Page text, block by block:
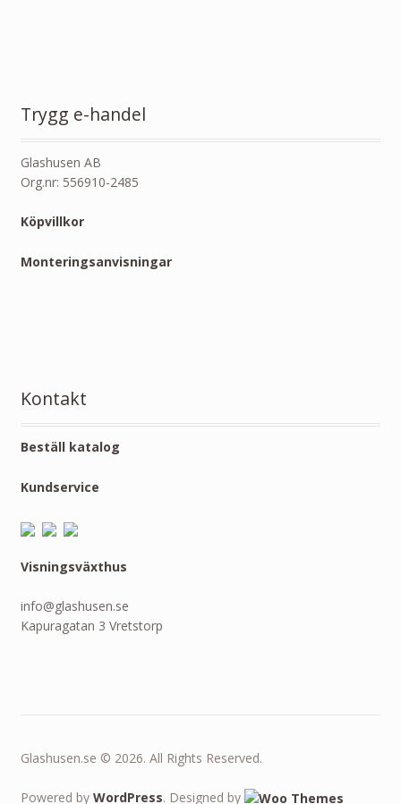
Trygg e-handel
Glashusen AB
Org.nr: 556910-2485
Köpvillkor
Monteringsanvisningar
Kontakt
Beställ katalog
Kundservice
Visningsväxthus
info@glashusen.se
Kapuragatan 3 Vretstorp
Glashusen.se © 2026. All Rights Reserved.
Powered by WordPress. Designed by